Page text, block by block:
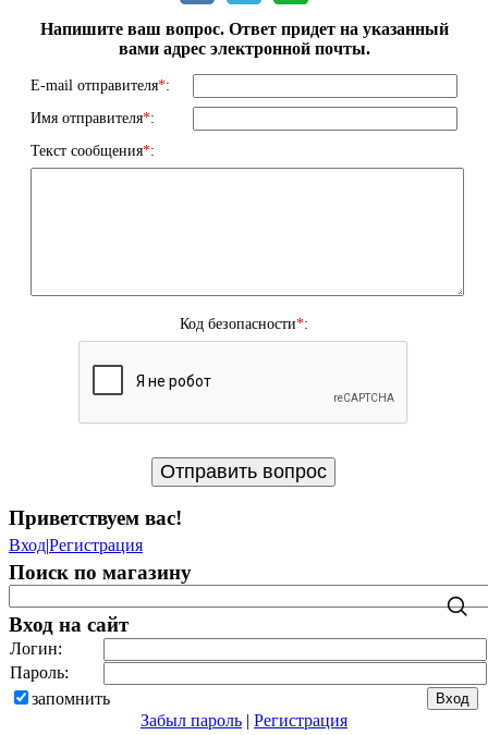
Напишите ваш вопрос. Ответ придет на указанный
вами адрес электронной почты.
E-mail отправителя*:
Имя отправителя*:
Текст сообщения*:
Код безопасности*:
Приветствуем вас!
Вход|Регистрация
Поиск по магазину
Вход на сайт
Логин:
Пароль:
запомнить
Забыл пароль | Регистрация